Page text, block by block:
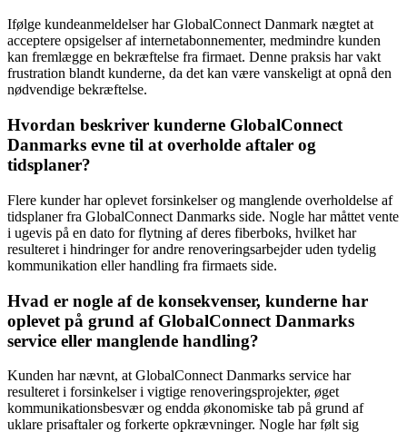
Ifølge kundeanmeldelser har GlobalConnect Danmark nægtet at
acceptere opsigelser af internetabonnementer, medmindre kunden
kan fremlægge en bekræftelse fra firmaet. Denne praksis har vakt
frustration blandt kunderne, da det kan være vanskeligt at opnå den
nødvendige bekræftelse.
Hvordan beskriver kunderne GlobalConnect
Danmarks evne til at overholde aftaler og
tidsplaner?
Flere kunder har oplevet forsinkelser og manglende overholdelse af
tidsplaner fra GlobalConnect Danmarks side. Nogle har måttet vente
i ugevis på en dato for flytning af deres fiberboks, hvilket har
resulteret i hindringer for andre renoveringsarbejder uden tydelig
kommunikation eller handling fra firmaets side.
Hvad er nogle af de konsekvenser, kunderne har
oplevet på grund af GlobalConnect Danmarks
service eller manglende handling?
Kunden har nævnt, at GlobalConnect Danmarks service har
resulteret i forsinkelser i vigtige renoveringsprojekter, øget
kommunikationsbesvær og endda økonomiske tab på grund af
uklare prisaftaler og forkerte opkrævninger. Nogle har følt sig